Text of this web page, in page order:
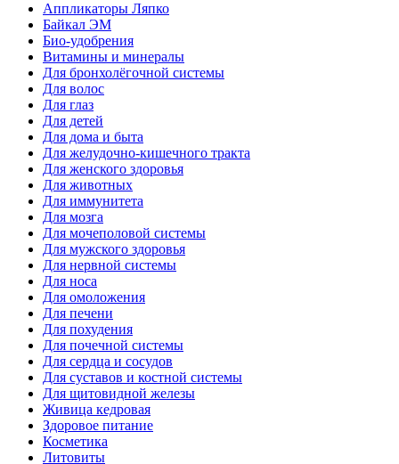
Аппликаторы Ляпко
Байкал ЭМ
Био-удобрения
Витамины и минералы
Для бронхолёгочной системы
Для волос
Для глаз
Для детей
Для дома и быта
Для желудочно-кишечного тракта
Для женского здоровья
Для животных
Для иммунитета
Для мозга
Для мочеполовой системы
Для мужского здоровья
Для нервной системы
Для носа
Для омоложения
Для печени
Для похудения
Для почечной системы
Для сердца и сосудов
Для суставов и костной системы
Для щитовидной железы
Живица кедровая
Здоровое питание
Косметика
Литовиты